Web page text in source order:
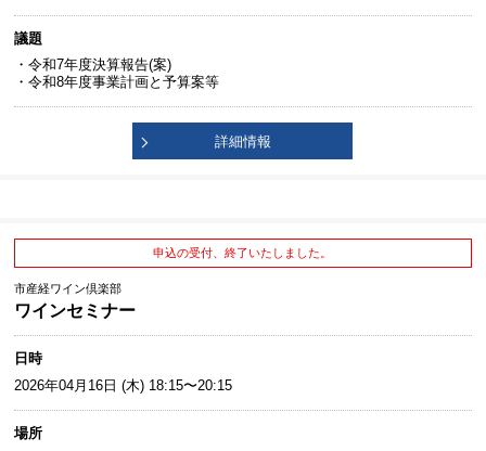
議題
・令和7年度決算報告(案)
・令和8年度事業計画と予算案等
詳細情報
申込の受付、終了いたしました。
市産経ワイン倶楽部
ワインセミナー
日時
2026年04月16日 (木) 18:15〜20:15
場所